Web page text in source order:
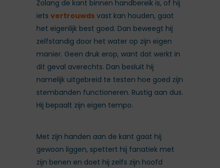
Zolang de kant binnen handbereik is, of hij
iets vertrouwds vast kan houden, gaat
het eigenlijk best goed. Dan beweegt hij
zelfstandig door het water op zijn eigen
manier. Geen druk erop, want dat werkt in
dit geval averechts. Dan besluit hij
namelijk uitgebreid te testen hoe goed zijn
stembanden functioneren. Rustig aan dus.
Hij bepaalt zijn eigen tempo.
Met zijn handen aan de kant gaat hij
gewoon liggen, spettert hij fanatiek met
zijn benen en doet hij zelfs zijn hoofd